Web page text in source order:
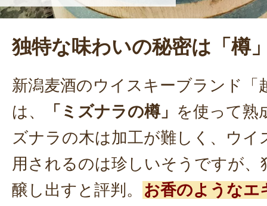
独特な味わいの秘密は「樽
新潟麦酒のウイスキーブランド「
は、
「ミズナラの樽」 を使って熟
ズナラの木は加工が難しく、ウイ
用されるのは珍しいそうですが、
醸し出すと評判。
お香のようなエ